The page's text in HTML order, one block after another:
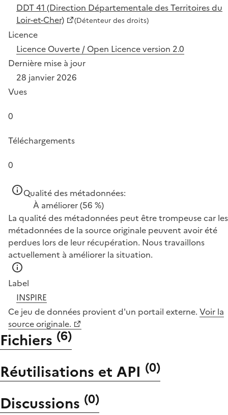
DDT 41 (Direction Départementale des Territoires du
Loir-et-Cher)
(Détenteur des droits)
Licence
Licence Ouverte / Open Licence version 2.0
Dernière mise à jour
28 janvier 2026
Vues
0
Téléchargements
0
Qualité des métadonnées:
À améliorer(56 %)
La qualité des métadonnées peut être trompeuse car les
métadonnées de la source originale peuvent avoir été
perdues lors de leur récupération. Nous travaillons
actuellement à améliorer la situation.
Label
INSPIRE
Ce jeu de données provient d'un portail externe. Voir la
source originale.
Fichiers (6)
Réutilisations et API (0)
Discussions (0)